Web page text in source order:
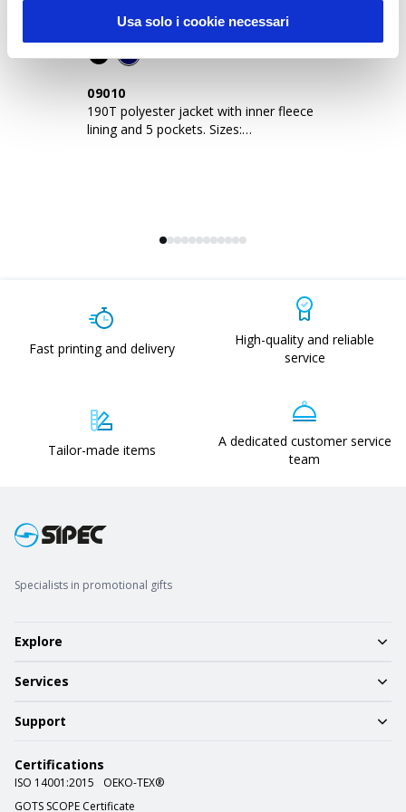
Usa solo i cookie necessari
09010
190T polyester jacket with inner fleece
lining and 5 pockets. Sizes:
Fast printing and delivery
High-quality and reliable
service
Tailor-made items
A dedicated customer service
team
Specialists in promotional gifts
Explore
Services
Support
Certifications
ISO 14001:2015
OEKO-TEX®
GOTS SCOPE Certificate